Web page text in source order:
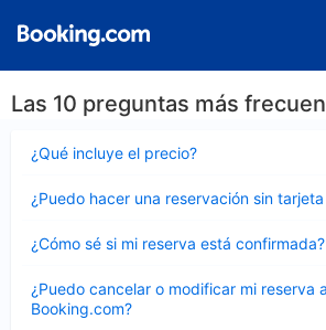
Las 10 preguntas más
¿Qué incluye el precio?
cerrado
¿Puedo hacer una reservación sin
cerrado
¿Cómo sé si mi reserva está confirmada?
cerrado
¿Puedo cancelar o modificar mi reserva
Booking.com?
cerrado